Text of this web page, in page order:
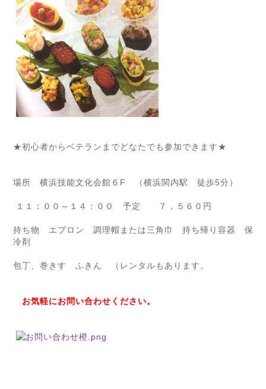
★初心者からベテランまでどなたでも参加できます★
場所 横浜技能文化会館６F （横浜関内駅 徒歩5分）
１１：００～１４：００ 予定 ７，５６０円
持ち物 エプロン 調理帽または三角巾 持ち帰り容器 保
冷剤
包丁、巻きす ふきん （レンタルもあります。
お気軽にお問い合わせください。